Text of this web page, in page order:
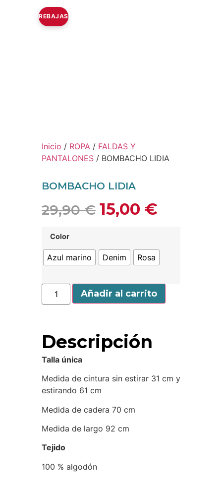
REBAJAS
Inicio / ROPA / FALDAS Y
PANTALONES / BOMBACHO LIDIA
BOMBACHO LIDIA
29,90€ 15,00 €
Color
Azul marino Denim Rosa
Añadir al carrito
Descripción
Talla única
Medida de cintura sin estirar 31 cm y
estirando 61 cm
Medida de cadera 70 cm
Medida de largo 92 cm
Tejido
100 % algodón